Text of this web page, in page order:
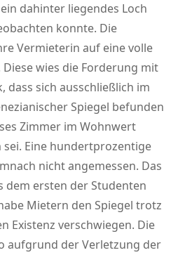
dahinter liegendes Loch
konnte. Die
Vermieterin auf eine volle
wies die Forderung mit
dass sich ausschließlich im
Spiegel befunden
Zimmer im Wohnwert
Eine hundertprozentige
nicht angemessen. Das
dem ersten der Studenten
Mietern den Spiegel trotz
Existenz verschwiegen. Die
aufgrund der Verletzung der